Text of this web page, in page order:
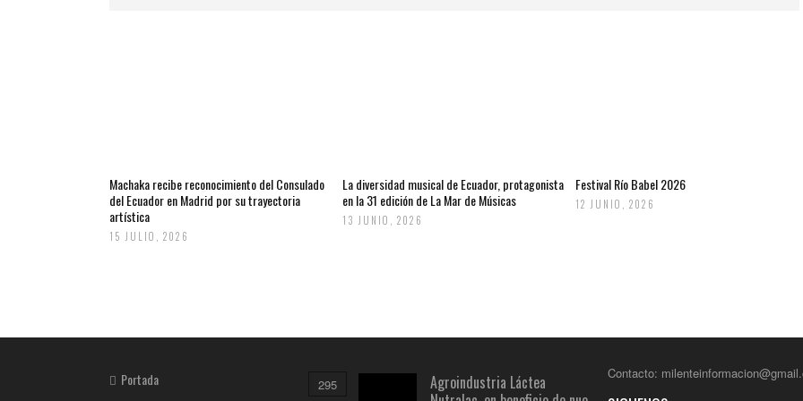
Machaka recibe reconocimiento del Consulado
del Ecuador en Madrid por su trayectoria
artística
15 JULIO, 2026
La diversidad musical de Ecuador, protagonista
en la 31 edición de La Mar de Músicas
13 JUNIO, 2026
Festival Río Babel 2026
12 JUNIO, 2026
Portada 295
Agroindustria Láctea
Contacto: